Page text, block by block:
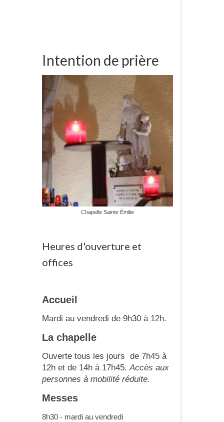
Intention de prière
Chapelle Sainte Émilie
Heures d'ouverture et
offices
Accueil
Mardi au vendredi de 9h30 à 12h.
La chapelle
Ouverte tous les jours de 7h45 à
12h et de 14h à 17h45.Accès aux
personnes à mobilité réduite.
Messes
8h30 - mardi au vendredi